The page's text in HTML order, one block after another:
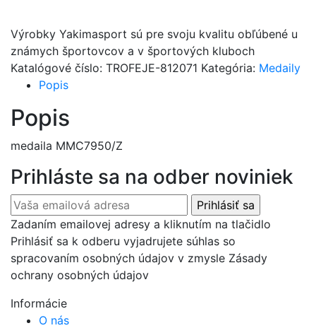
Výrobky Yakimasport sú pre svoju kvalitu obľúbené u
známych športovcov a v športových kluboch
Katalógové číslo: TROFEJE-812071 Kategória: Medaily
Popis
Popis
medaila MMC7950/Z
Prihláste sa na odber noviniek
Zadaním emailovej adresy a kliknutím na tlačidlo
Prihlásiť sa k odberu vyjadrujete súhlas so
spracovaním osobných údajov v zmysle Zásady
ochrany osobných údajov
Informácie
O nás